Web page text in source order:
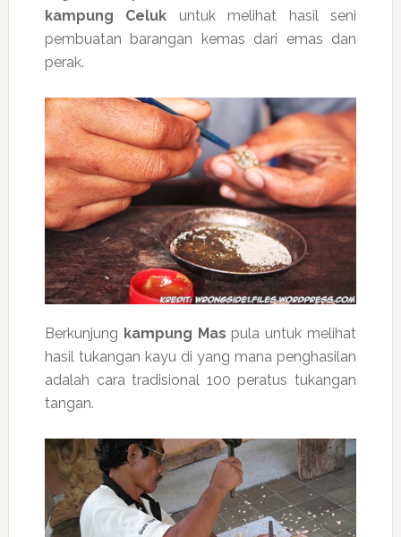
kampung Celuk untuk melihat hasil seni
pembuatan barangan kemas dari emas dan
perak.
Berkunjung kampung Mas pula untuk melihat
hasil tukangan kayu di yang mana penghasilan
adalah cara tradisional 100 peratus tukangan
tangan.